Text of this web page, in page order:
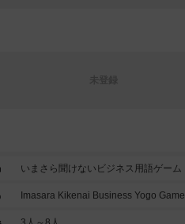
いまさら聞けないビジネス用語ゲーム
Imasara Kikenai Business Yogo Game